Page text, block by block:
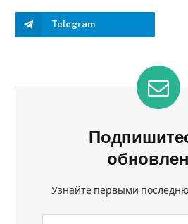
Telegram
Узнайте первыми